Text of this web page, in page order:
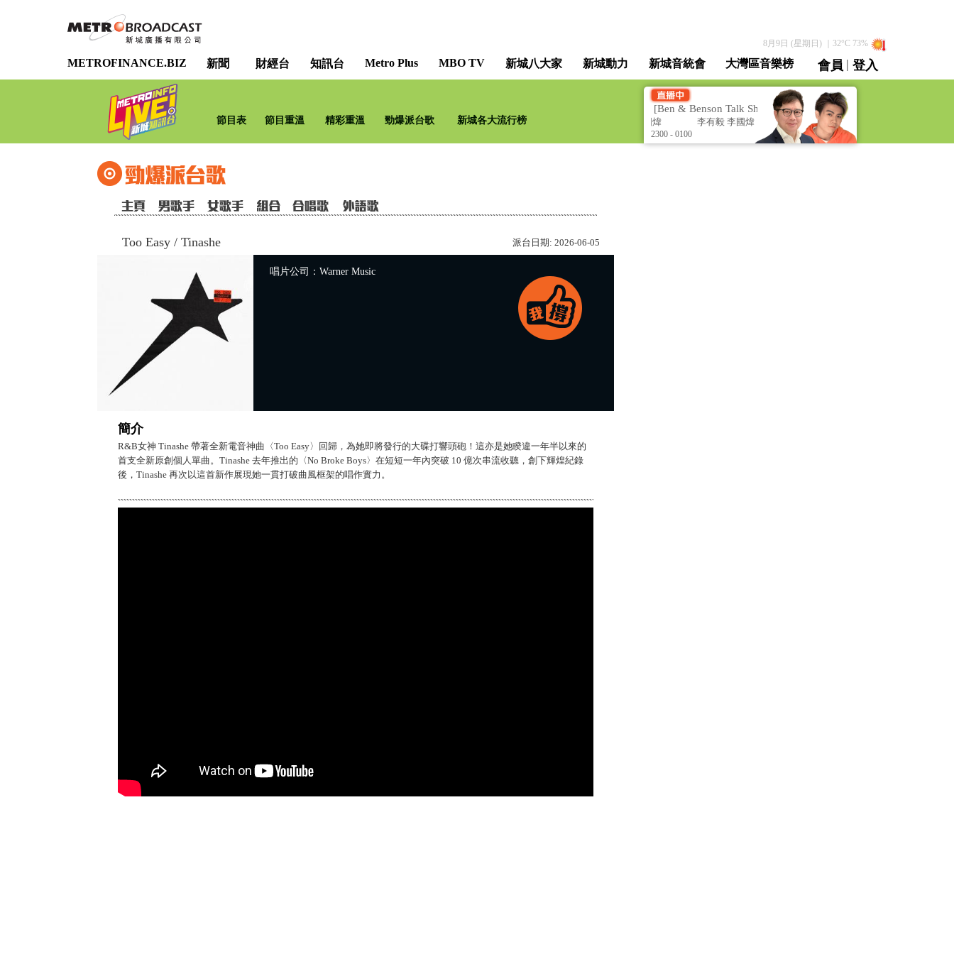
8月9日 (星期日)｜ 32°C 73%
METROFINANCE.BIZ 新聞 財經台 知訊台 Metro Plus MBO TV 新城八大家 新城動力 新城音統會 大灣區音樂榜 會員 | 登入
直播 / 重溫
節目表 節目重溫 精彩重溫 勁爆派台歌 新城各大流行榜
Ben 同 Benson 「chur」 到行 [Ben & Benson Talk Show] Ben 同 Benson 「chur」 到行
李有毅 李國煒 李有毅 李國煒
2300 - 0100
Too Easy / Tinashe 派台日期: 2026-06-05
唱片公司：Warner Music
簡介
R&B女神 Tinashe 帶著全新電音神曲〈Too Easy〉回歸，為她即將發行的大碟打響頭砲！這亦是她睽違一年半以來的
首支全新原創個人單曲。Tinashe 去年推出的〈No Broke Boys〉在短短一年內突破 10 億次串流收聽，創下輝煌紀錄
後，Tinashe 再次以這首新作展現她一貫打破曲風框架的唱作實力。